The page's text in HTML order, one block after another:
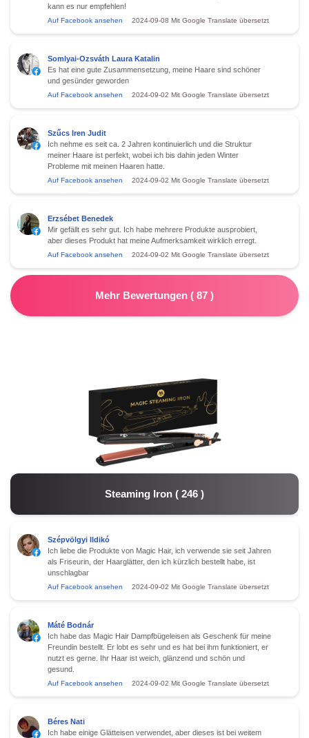
kann es nur empfehlen!
Auf Facebook ansehen 2024-09-08 Mit Google Translate übersetzt
Somlyai-Ozsváth Laura Katalin
Es hat eine gute Zusammensetzung, meine Haare sind schöner
und gesünder geworden
Auf Facebook ansehen 2024-09-02 Mit Google Translate übersetzt
Szűcs Iren Judit
Ich nehme es seit ca. 2 Jahren kontinuierlich und die Struktur
meiner Haare ist perfekt, wobei ich bis dahin jeden Winter
Probleme mit meinen Haaren hatte.
Auf Facebook ansehen 2024-09-02 Mit Google Translate übersetzt
Erzsébet Benedek
Mir gefällt es sehr gut. Ich habe mehrere Produkte ausprobiert,
aber dieses Produkt hat meine Aufmerksamkeit wirklich erregt.
Auf Facebook ansehen 2024-09-02 Mit Google Translate übersetzt
Mehr Bewertungen ( 87 )
Steaming Iron ( 246 )
Szépvölgyi Ildikó
Ich liebe die Produkte von Magic Hair, ich verwende sie seit Jahren
als Friseurin, der Haarglätter, den ich kürzlich bestellt habe, ist
unschlagbar
Auf Facebook ansehen 2024-09-02 Mit Google Translate übersetzt
Máté Bodnár
Ich habe das Magic Hair Dampfbügeleisen als Geschenk für meine
Freundin bestellt. Er lobt es sehr und es hat bei ihm funktioniert, er
nutzt es gerne. Ihr Haar ist weich, glänzend und schön und
gesund.
Auf Facebook ansehen 2024-09-02 Mit Google Translate übersetzt
Béres Nati
Ich habe einige Glätteisen verwendet, aber dieses ist bei weitem